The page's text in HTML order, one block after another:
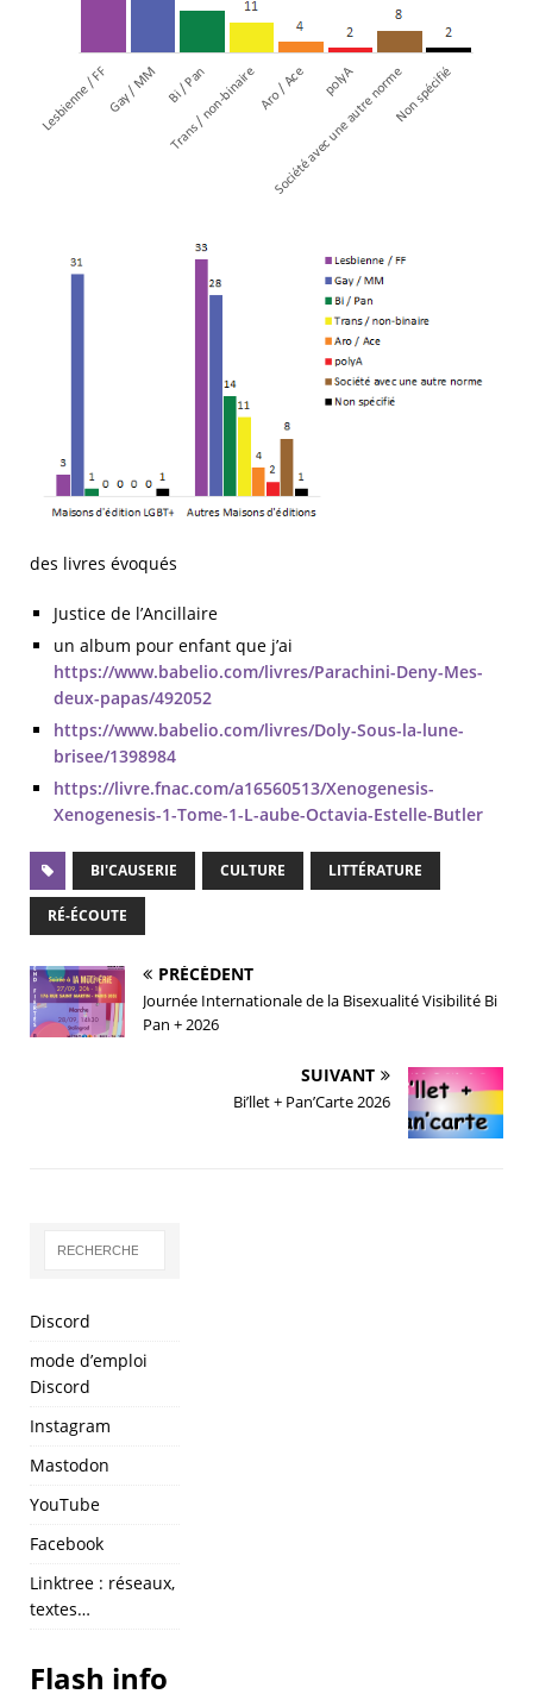
des livres évoqués
Justice de l’Ancillaire
un album pour enfant que j’ai
https://www.babelio.com/livres/Parachini-Deny-Mes-
deux-papas/492052
https://www.babelio.com/livres/Doly-Sous-la-lune-
brisee/1398984
https://livre.fnac.com/a16560513/Xenogenesis-
Xenogenesis-1-Tome-1-L-aube-Octavia-Estelle-Butler
BI'CAUSERIE CULTURE LITTÉRATURE
RÉ-ÉCOUTE
PRÉCÉDENT
Journée Internationale de la Bisexualité Visibilité Bi
Pan + 2026
SUIVANT
Bi’llet + Pan’Carte 2026
Discord
mode d’emploi
Discord
Instagram
Mastodon
YouTube
Facebook
Linktree : réseaux,
textes…
Flash info